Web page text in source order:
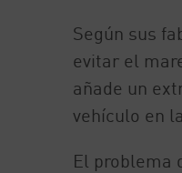
Según sus
evitar el
añade un
vehículo en
El problema